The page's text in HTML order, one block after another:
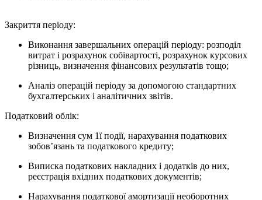
Закриття періоду:
Виконання завершальних операцій періоду: розподіл
витрат і розрахунок собівартості, розрахунок курсових
різниць, визначення фінансових результатів тощо;
Аналіз операцій періоду за допомогою стандартних
бухгалтерських і аналітичних звітів.
Податковий облік:
Визначення сум 1ї події, нарахування податкових
зобов’язань та податкового кредиту;
Виписка податкових накладних і додатків до них,
реєстрація вхідних податкових документів;
Нарахування податкової амортизації необоротних